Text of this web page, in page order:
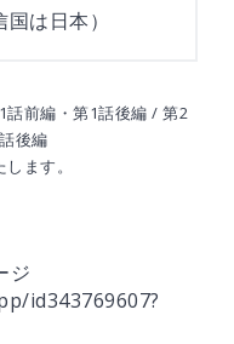
は日本）
前編・第1話後編 / 第2
後編
ます。
ジ
id343769607?